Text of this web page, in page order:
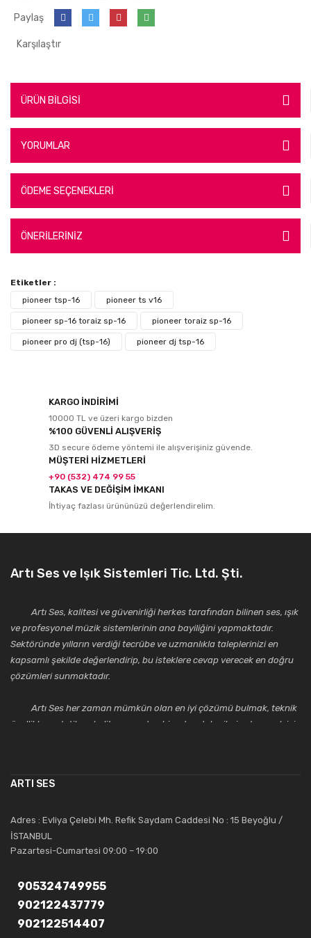
Paylaş
Karşılaştır
ÜRÜN BİLGİSİ
YORUMLAR
ÖDEME SEÇENEKLERİ
ÖNERİLERİNİZ
Etiketler :
pioneer tsp-16
pioneer ts v16
pioneer sp-16 toraiz sp-16 pioneer toraiz sp-16
pioneer pro dj (tsp-16) pioneer dj tsp-16
KARGO İNDİRİMİ
10000 TL ve üzeri kargo bizden
%100 GÜVENLİ ALIŞVERİŞ
3D secure ödeme yöntemi ile alışverişiniz güvende.
MÜŞTERİ HİZMETLERİ
+90 (532) 474 99 55
TAKAS VE DEĞİŞİM İMKANI
İhtiyaç fazlası ürününüzü değerlendirelim.
Artı Ses ve Işık Sistemleri Tic. Ltd. Şti.
Artı Ses, kalitesi ve güvenirliği herkes tarafından bilinen ses, ışık
ve profesyonel müzik sistemlerinin ana bayiliğini yapmaktadır.
Sektöründe yılların verdiği tecrübe ve uzmanlıkla taleplerinizi en
kapsamlı şekilde değerlendirip, bu isteklere cevap verecek en doğru
çözümleri sunmaktadır.
Artı Ses her zaman mümkün olan en iyi çözümü bulmak, teknik
özellikler, estetik ve kalite açısından bir adım daha ileriye taşımak için
saygıdeğer yerini kazanmıştır.
Artı Ses, güler yüzü ve deneyimi ile bu gün ve gelecekte
güvenebileceğiniz bir tercihtir.
ARTI SES
Adres : Evliya Çelebi Mh. Refik Saydam Caddesi No : 15 Beyoğlu /
İSTANBUL
Pazartesi-Cumartesi 09:00 – 19:00
905324749955
902122437779
902122514407